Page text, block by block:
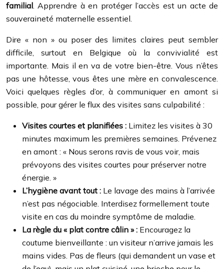
familial. Apprendre à en protéger l’accès est un acte de
souveraineté maternelle essentiel.
Dire « non » ou poser des limites claires peut sembler
difficile, surtout en Belgique où la convivialité est
importante. Mais il en va de votre bien-être. Vous n’êtes
pas une hôtesse, vous êtes une mère en convalescence.
Voici quelques règles d’or, à communiquer en amont si
possible, pour gérer le flux des visites sans culpabilité :
Visites courtes et planifiées : Limitez les visites à 30
minutes maximum les premières semaines. Prévenez
en amont : « Nous serons ravis de vous voir, mais
prévoyons des visites courtes pour préserver notre
énergie. »
L’hygiène avant tout : Le lavage des mains à l’arrivée
n’est pas négociable. Interdisez formellement toute
visite en cas du moindre symptôme de maladie.
La règle du « plat contre câlin » : Encouragez la
coutume bienveillante : un visiteur n’arrive jamais les
mains vides. Pas de fleurs (qui demandent un vase et